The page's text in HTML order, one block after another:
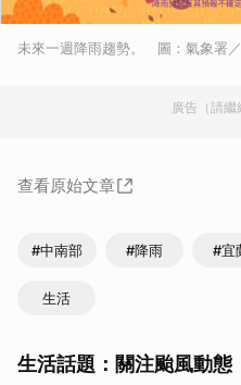
未來一週降雨趨勢。 圖：氣象署
廣告（請繼
查看原始文章
#中南部 #降雨 #宜
生活
生活話題：關注颱風動態